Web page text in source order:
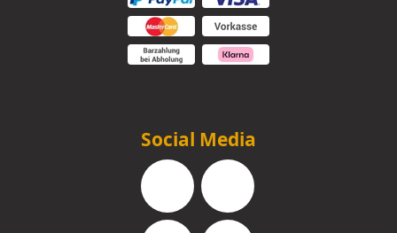
Social Media
Facebook Instagram